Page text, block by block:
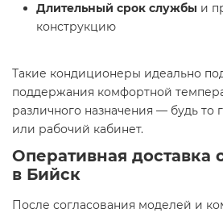
Длительный срок службы и
конструкцию
Такие кондиционеры идеально
поддержания комфортной
различного назначения — будь то
или рабочий кабинет.
Оперативная доставка
в Бийск
После согласования моделей и